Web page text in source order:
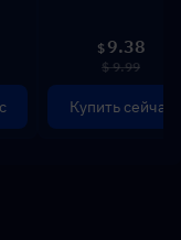
$ 9.38
$ 9.99
Купить сейчас